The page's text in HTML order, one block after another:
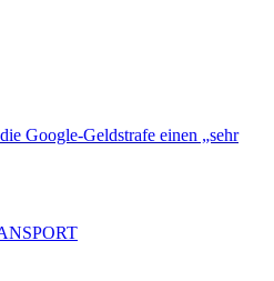
Google-Geldstrafe einen „sehr